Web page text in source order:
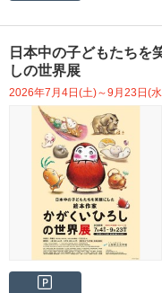
日本中の子どもたち
しの世界展
2026年7月4日(土)～9月23日(